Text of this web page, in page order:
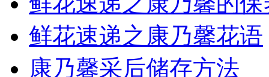
鲜花速递之康乃馨花语
康乃馨采后储存方法